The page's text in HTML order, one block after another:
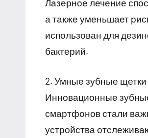
Лазерное лечение
а также уменьшает
использован для
бактерий.
2. Умные зубные щетки
Инновационные
смартфонов стали
устройства